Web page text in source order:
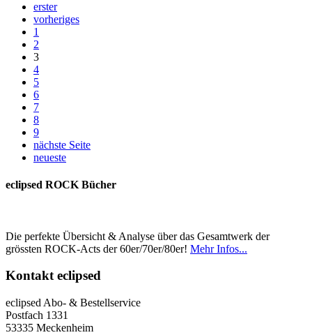
erster
vorheriges
1
2
3
4
5
6
7
8
9
nächste Seite
neueste
eclipsed ROCK Bücher
Die perfekte Übersicht & Analyse über das Gesamtwerk der
grössten ROCK-Acts der 60er/70er/80er! Mehr Infos...
Kontakteclipsed
eclipsed Abo- & Bestellservice
Postfach 1331
53335 Meckenheim